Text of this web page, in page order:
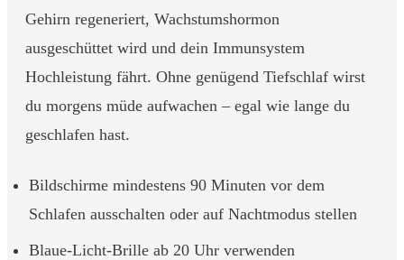
Gehirn regeneriert, Wachstumshormon
ausgeschüttet wird und dein Immunsystem
Hochleistung fährt. Ohne genügend Tiefschlaf wirst
du morgens müde aufwachen – egal wie lange du
geschlafen hast.
Bildschirme mindestens 90 Minuten vor dem
Schlafen ausschalten oder auf Nachtmodus stellen
Blaue-Licht-Brille ab 20 Uhr verwenden